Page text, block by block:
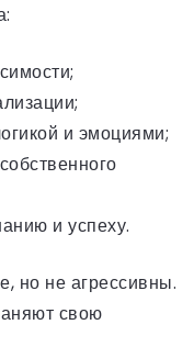
и эмоциями;
и успеху.
но не агрессивны.
свою